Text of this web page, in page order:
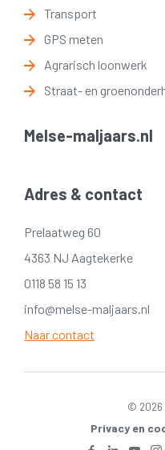
Transport
GPS meten
Agrarisch loonwerk
Straat- en
Melse-maljaars.nl
Adres & contact
Prelaatweg 60
4363 NJ Aagtekerke
0118 58 15 13
info@melse-maljaars.nl
Naar contact
© 2026
Privacy en